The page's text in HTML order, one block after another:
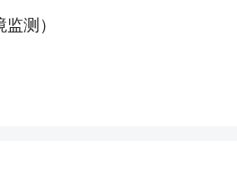
测）